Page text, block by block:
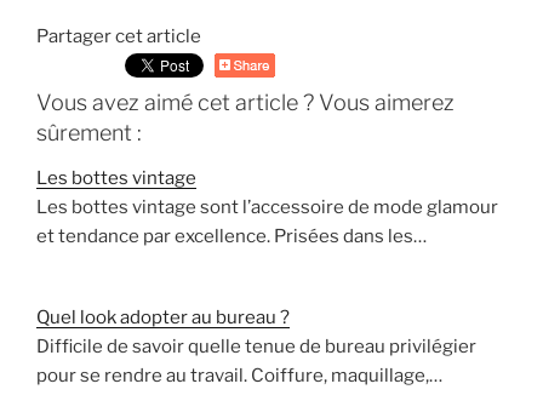
Partager cet article
Vous avez aimé cet article ? Vous aimerez
sûrement :
Les bottes vintage
Les bottes vintage sont l’accessoire de mode glamour
et tendance par excellence. Prisées dans les…
Quel look adopter au bureau ?
Difficile de savoir quelle tenue de bureau privilégier
pour se rendre au travail. Coiffure, maquillage,…